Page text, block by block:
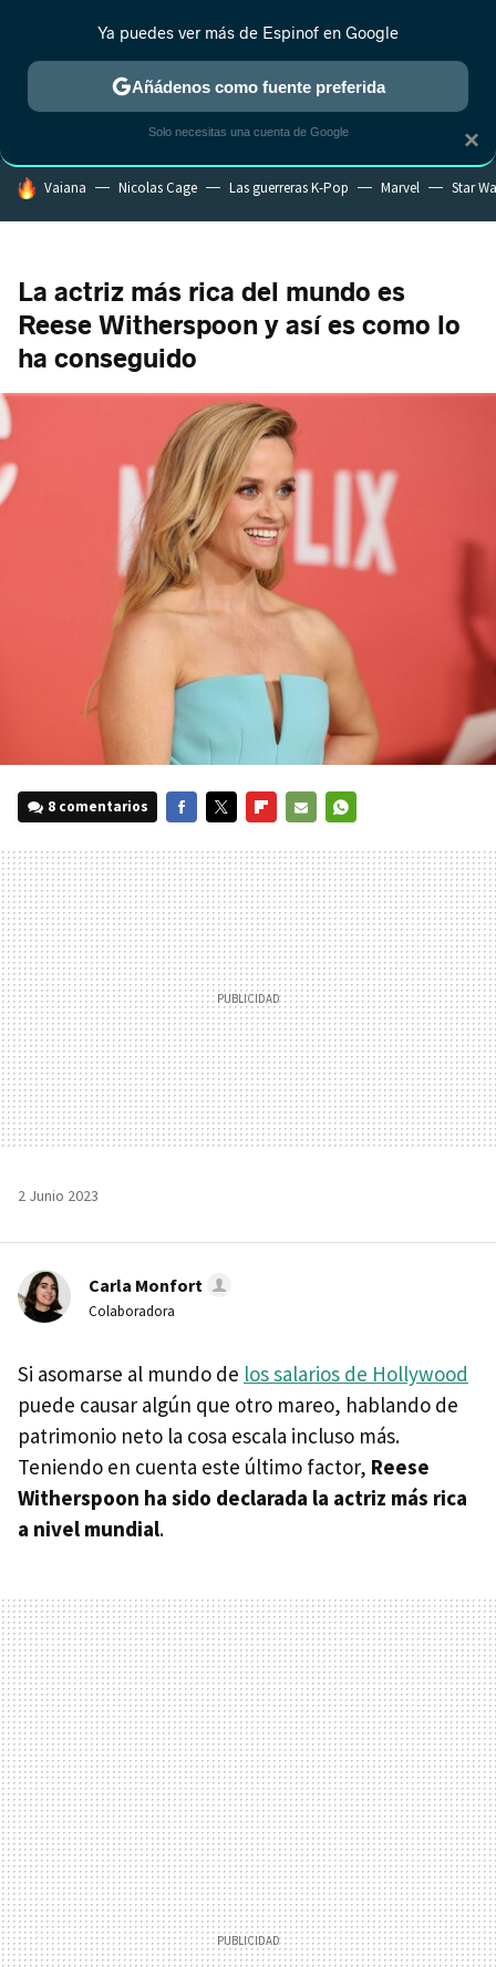
MENÚ NUEVO
ESTRENOS REALITY ANIME RANKINGS CINE
HOY SE HABLA DE
Vaiana Nicolas Cage Las guerreras K-Pop Marvel Star
La actriz más rica del mundo es
Reese Witherspoon y así es como lo
ha conseguido
8 comentarios
MAIL
2 Junio 2023
Carla Monfort
Colaboradora
Si asomarse al mundo de los salarios de Hollywood
puede causar algún que otro mareo, hablando de
patrimonio neto la cosa escala incluso más.
Teniendo en cuenta este último factor, Reese
Witherspoon ha sido declarada la actriz más rica
a nivel mundial.
×
Ya puedes ver más de Espinof en Google
Añádenos como fuente preferida
Solo necesitas una cuenta de Google